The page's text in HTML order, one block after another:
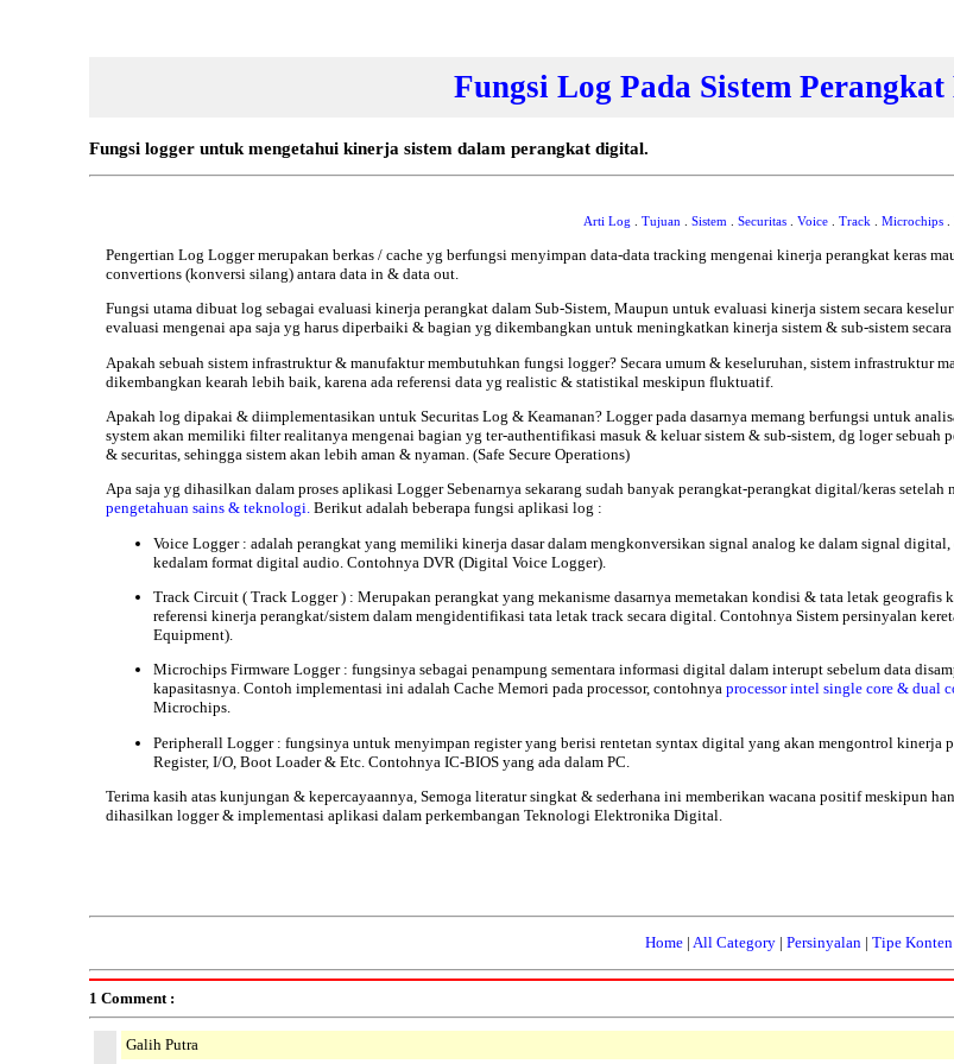
Fungsi Log Pada Sistem
Fungsi logger untuk mengetahui kinerja sistem dalam perangkat digital.
Arti Log Tujuan Sistem Securitas Voice Track Microchips
Pengertian Log Loggermerupakan berkas / cache yg berfungsi menyimpan data-data tracking mengenai kinerja perangkat keras
convertions (konversi silang) antara data in & data out.
Fungsi utama dibuat log sebagai evaluasi kinerja perangkat dalam Sub-Sistem, Maupun untuk evaluasi kinerja sistem secara
evaluasi mengenai apa saja yg harus diperbaiki & bagian yg dikembangkan untuk meningkatkan kinerja sistem & sub-sistem
Apakah sebuah sistem infrastruktur & manufaktur membutuhkan fungsi logger? Secara umum & keseluruhan, sistem infrastruktur
dikembangkan kearah lebih baik, karena ada referensi data yg realistic & statistikal meskipun fluktuatif.
Apakah log dipakai & diimplementasikan untuk Securitas Log & Keamanan? Logger pada dasarnya memang berfungsi untuk
system akan memiliki filter realitanya mengenai bagian yg ter-authentifikasi masuk & keluar sistem & sub-sistem, dg loger
& securitas, sehingga sistem akan lebih aman & nyaman. (Safe Secure Operations)
Apa saja yg dihasilkan dalam proses aplikasi Logger Sebenarnya sekarang sudah banyak perangkat-perangkat digital/keras
pengetahuan sains & teknologi. Berikut adalah beberapa fungsi aplikasi log :
Voice Logger : adalah perangkat yang memiliki kinerja dasar dalam mengkonversikan signal analog ke dalam signal
kedalam format digital audio. Contohnya DVR (Digital Voice Logger).
Track Circuit ( Track Logger) : Merupakan perangkat yang mekanisme dasarnya memetakan kondisi & tata letak
referensi kinerja perangkat/sistem dalam mengidentifikasi tata letak track secara digital. Contohnya Sistem persinyalan
Equipment).
Microchips Firmware Logger : fungsinya sebagai penampung sementara informasi digital dalam interupt sebelum data
kapasitasnya. Contoh implementasi ini adalah Cache Memori pada processor, contohnya processor intel single core & dual
Microchips.
Peripherall Logger : fungsinya untuk menyimpan register yang berisi rentetan syntax digital yang akan mengontrol kinerja
Register, I/O, Boot Loader & Etc. Contohnya IC-BIOS yang ada dalam PC.
Terima kasih atas kunjungan & kepercayaannya, Semoga literatur singkat & sederhana ini memberikan wacana positif meskipun
dihasilkan logger & implementasi aplikasi dalam perkembangan Teknologi Elektronika Digital.
Home| All Category| Persinyalan| Tipe Konten
1 Comment :
Galih Putra